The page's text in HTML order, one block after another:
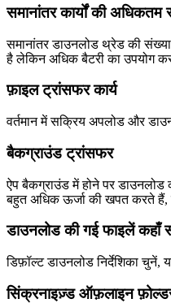
समानांतर कार्यों की अधिकतम
समानांतर डाउनलोड थ्रेड की
है लेकिन अधिक बैटरी का उपयोग
फ़ाइल ट्रांसफर कार्य
वर्तमान में सक्रिय अपलोड और
बैकग्राउंड ट्रांसफर
ऐप बैकग्राउंड में होने पर
बहुत अधिक ऊर्जा की खपत करते हैं,
डाउनलोड की गई फाइलें कहाँ
डिफ़ॉल्ट डाउनलोड निर्देशिका चुनें,
सिंक्रनाइज़्ड ऑफ़लाइन